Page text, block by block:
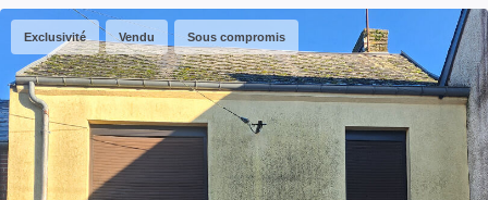
Exclusivité Vendu Sous compromis